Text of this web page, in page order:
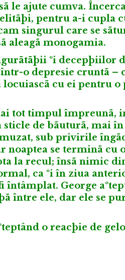
le ajute cumva.
pentru a-i cupla
singurul care se
aleagã monogamia.
ºi decepþiilor
într-o depresie cruntã –
locuiascã cu ei pentru o
tot timpul împreunã,
sticle de bãuturã, mai
sub privirile
noaptea se terminã cu
la recul; însã nimic
ca ºi în ziua
George
între ele, dar ele se
o reacþie de